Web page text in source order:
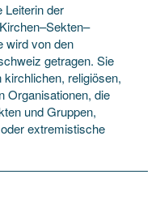
Leiterin der
wird von den
getragen. Sie
religiösen,
Organisationen, die
und Gruppen,
extremistische